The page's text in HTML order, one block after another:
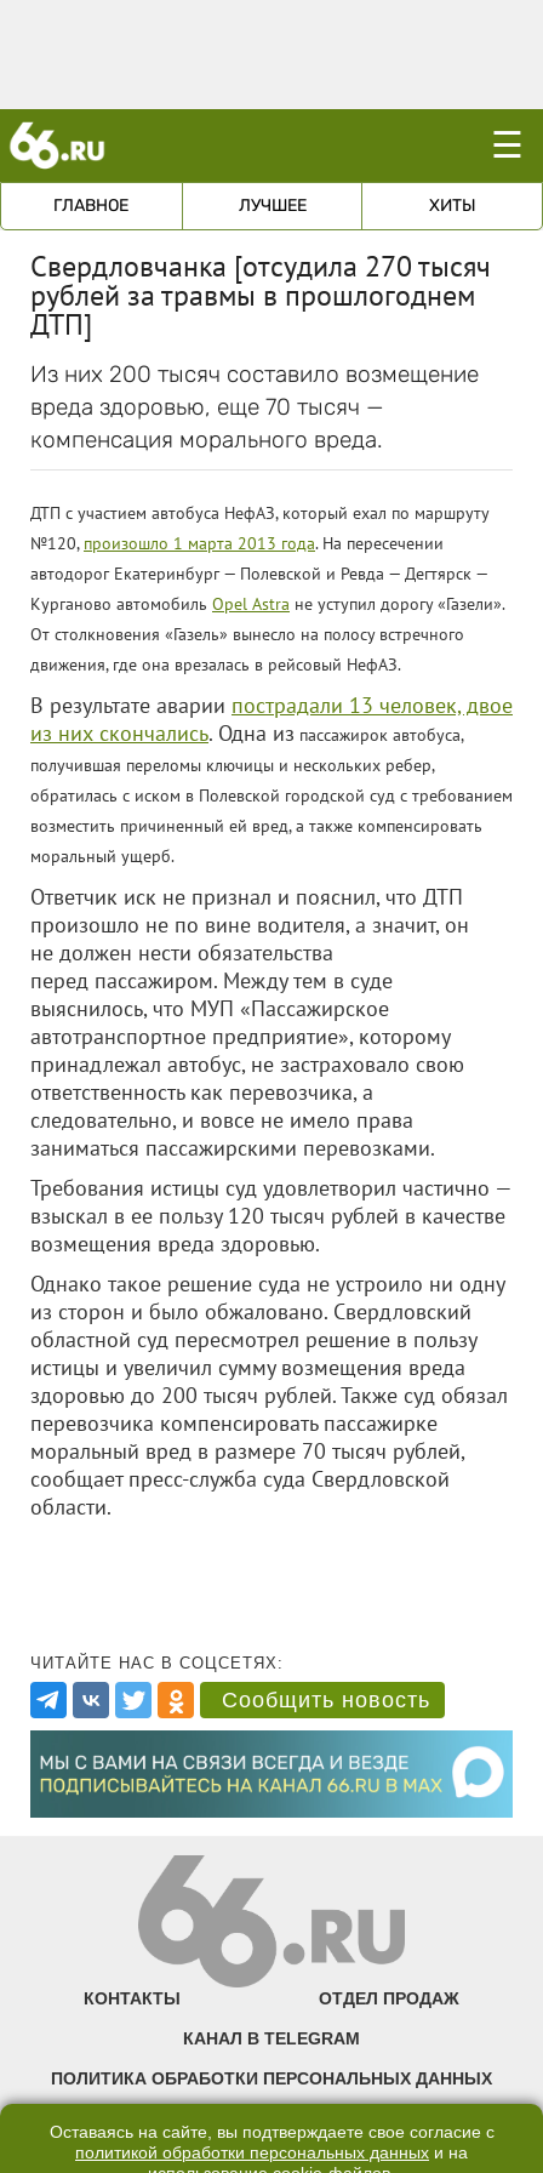
☰
ГЛАВНОЕ ЛУЧШЕЕ ХИТЫ
Свердловчанка [отсудила 270 тысяч
рублей за травмы в прошлогоднем
ДТП]
Из них 200 тысяч составило возмещение
вреда здоровью, еще 70 тысяч —
компенсация морального вреда.
ДТП с участием автобуса НефАЗ, который ехал по маршруту
№120, произошло 1 марта 2013 года. На пересечении
автодорог Екатеринбург — Полевской и Ревда — Дегтярск —
Курганово автомобиль Opel Astra не уступил дорогу «Газели».
От столкновения «Газель» вынесло на полосу встречного
движения, где она врезалась в рейсовый НефАЗ.
В результате аварии пострадали 13 человек, двое
из них скончались. Одна из пассажирок автобуса,
получившая переломы ключицы и нескольких ребер,
обратилась с иском в Полевской городской суд с требованием
возместить причиненный ей вред, а также компенсировать
моральный ущерб.
Ответчик иск не признал и пояснил, что ДТП
произошло не по вине водителя, а значит, он
не должен нести обязательства
перед пассажиром. Между тем в суде
выяснилось, что МУП «Пассажирское
автотранспортное предприятие», которому
принадлежал автобус, не застраховало свою
ответственность как перевозчика, а
следовательно, и вовсе не имело права
заниматься пассажирскими перевозками.
Требования истицы суд удовлетворил частично —
взыскал в ее пользу 120 тысяч рублей в качестве
возмещения вреда здоровью.
Однако такое решение суда не устроило ни одну
из сторон и было обжаловано. Свердловский
областной суд пересмотрел решение в пользу
истицы и увеличил сумму возмещения вреда
здоровью до 200 тысяч рублей. Также суд обязал
перевозчика компенсировать пассажирке
моральный вред в размере 70 тысяч рублей,
сообщает пресс-служба суда Свердловской
области.
ЧИТАЙТЕ НАС В СОЦСЕТЯХ:
Сообщить новость
КОНТАКТЫ ОТДЕЛ ПРОДАЖ
КАНАЛ В TELEGRAM
ПОЛИТИКА ОБРАБОТКИ ПЕРСОНАЛЬНЫХ ДАННЫХ
Оставаясь на сайте, вы подтверждаете свое согласие с
политикой обработки персональных данных и на